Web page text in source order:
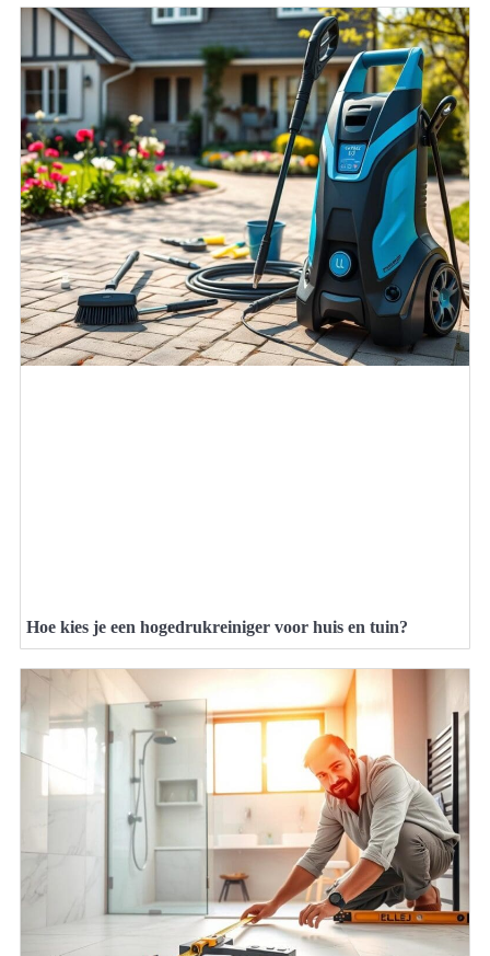
Hoe kies je een hogedrukreiniger voor huis en tuin?